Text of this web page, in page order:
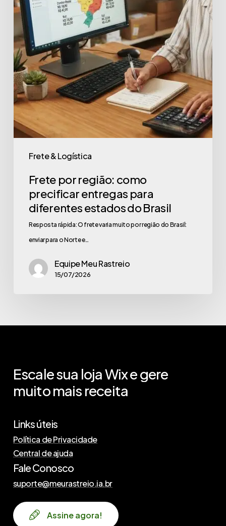
Frete & Logística
Frete por região: como
precificar entregas para
diferentes estados do Brasil
Resposta rápida: O frete varia muito por região do Brasil:
enviar para o Norte e…
Equipe Meu Rastreio
15/07/2026
Escalesua lojaWixegere
muitomais receita
Links úteis
Política de Privacidade
Central de ajuda
Fale Conosco
suporte@meurastreio.ia.br
Assineagora!